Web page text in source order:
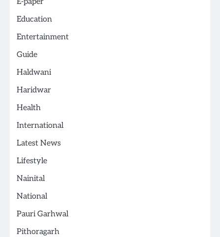
Education
Entertainment
Guide
Haldwani
Haridwar
Health
International
Latest News
Lifestyle
Nainital
National
Pauri Garhwal
Pithoragarh